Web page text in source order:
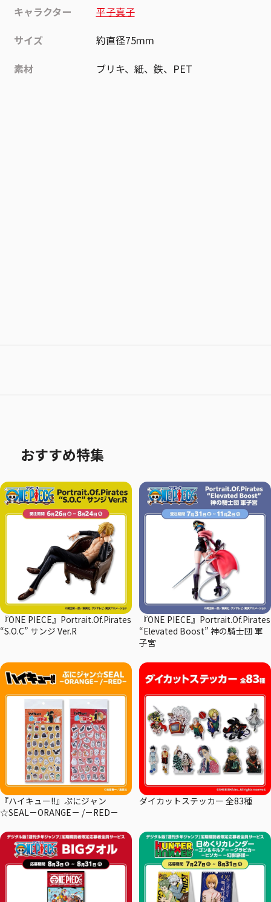
キャラクター
平子真子
サイズ
約直径75mm
素材
ブリキ、紙、鉄、PET
おすすめ特集
『ONE PIECE』Portrait.Of.Pirates
“S.O.C” サンジ Ver.R
『ONE PIECE』Portrait.Of.Pirates
“Elevated Boost” 神の騎士団 軍
子宮
『ハイキュー!!』ぷにジャン
☆SEAL－ORANGE－ /－RED－
ダイカットステッカー 全83種